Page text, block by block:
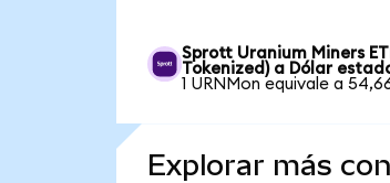
Sprott Uranium Miners
Tokenized) a Dólar
1 URNMon equivale a
Explorar más